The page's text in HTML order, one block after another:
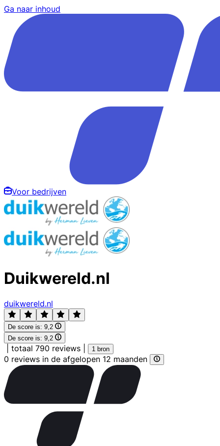
Ga naar inhoud
Voor bedrijven
Duikwereld.nl
duikwereld.nl
De score is: 9,2
De score is: 9,2
totaal 790 reviews 1 bron
0 reviews in de afgelopen 12 maanden